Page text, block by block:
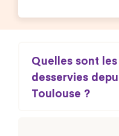
Quelles sont
desservies
Toulouse ?